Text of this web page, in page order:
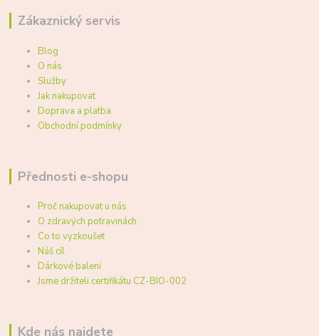
Zákaznický servis
Blog
O nás
Služby
Jak nakupovat
Doprava a platba
Obchodní podmínky
Přednosti e-shopu
Proč nakupovat u nás
O zdravých potravinách
Co to vyzkoušet
Náš cíl
Dárkové balení
Jsme držiteli certifikátu CZ-BIO-002
Kde nás najdete